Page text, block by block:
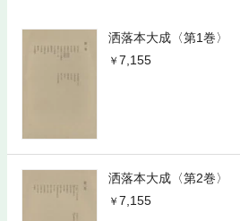
洒落本大成〈第1巻〉
7,155
洒落本大成〈第2巻〉
7,155